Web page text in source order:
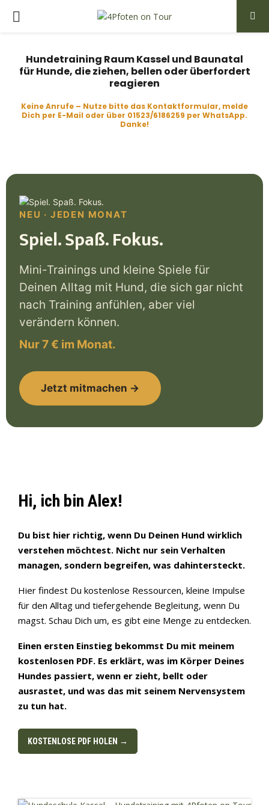
PRIMARY
Hundetraining Raum Kassel und Baunatal
für Hunde, die ziehen, bellen oder überfordert
reagieren
Keine Anrufe – Nutze bitte das Kontaktformular, melde
Dich per E-Mail oder über 01523/6186259 per WhatsApp.
Danke!
NEU · JEDEN MONAT
Spiel. Spaß. Fokus.
Mini-Trainings und kleine Spiele für
Deinen Alltag mit Hund, die sich gar nicht
nach Training anfühlen, aber viel
verändern können.
Nur 7 € im Monat.
Jetzt mitmachen →
Hi, ich bin Alex!
Du bist hier richtig, wenn Du Deinen Hund wirklich
verstehen möchtest. Nicht nur sein Verhalten
managen, sondern begreifen, was dahintersteckt.
Hier findest Du kostenlose Ressourcen, kleine Impulse
für den Alltag und tiefergehende Begleitung, wenn Du
magst. Schau Dich um, es gibt eine Menge zu entdecken.
Einen ersten Einstieg bekommst Du mit meinem
kostenlosen PDF. Es erklärt, was im Körper Deines
Hundes passiert, wenn er zieht, bellt oder
ausrastet, und was das mit seinem Nervensystem
zu tun hat.
KOSTENLOSE PDF HOLEN →